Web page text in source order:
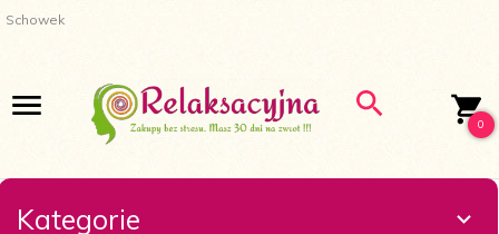
Schowek
0
Kategorie